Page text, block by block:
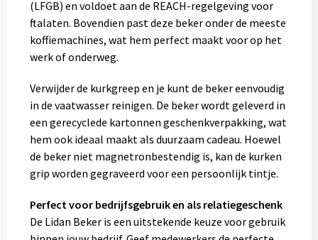
(LFGB) en voldoet aan de REACH-regelgeving voor
ftalaten. Bovendien past deze beker onder de meeste
koffiemachines, wat hem perfect maakt voor op het
werk of onderweg.
Verwijder de kurkgreep en je kunt de beker eenvoudig
in de vaatwasser reinigen. De beker wordt geleverd in
een gerecyclede kartonnen geschenkverpakking, wat
hem ook ideaal maakt als duurzaam cadeau. Hoewel
de beker niet magnetronbestendig is, kan de kurken
grip worden gegraveerd voor een persoonlijk tintje.
Perfect voor bedrijfsgebruik en als relatiegeschenk
De Lidan Beker is een uitstekende keuze voor gebruik